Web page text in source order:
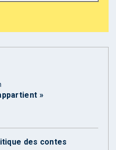
»
des contes